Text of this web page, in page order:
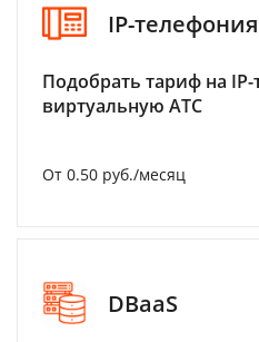
IP-телефония
Подобрать тариф на
виртуальную АТС
От 0.50 руб./месяц
DBaaS